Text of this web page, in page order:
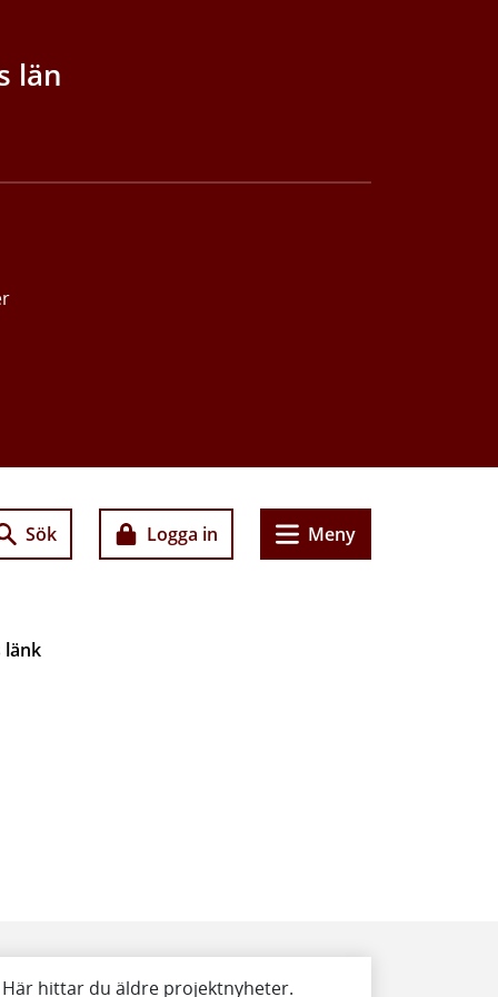
län
Sök Logga in Meny
länk
Här hittar du äldre projektnyheter.